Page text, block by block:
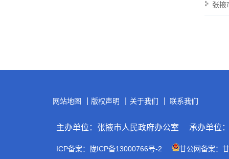
张掖
网站地图 版权声明 关于我们 联系我们
主办单位：张掖市人民政府办公室 承办单位
ICP备案：陇ICP备13000766号-2 甘公网备案：